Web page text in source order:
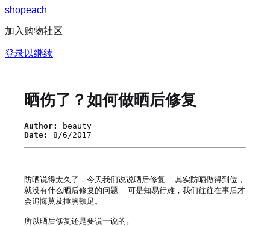
shopeach
加入购物社区
登录以继续
晒伤了？如何做晒后修复
Author:
beauty
Date:
8/6/2017
防晒说得太久了，今天我们说说晒后修复——其实防晒做得到位，
就没有什么晒后修复的问题——可是知易行难，我们往往在事后才
会追悔莫及捶胸顿足。
所以晒后修复还是要说一说的。